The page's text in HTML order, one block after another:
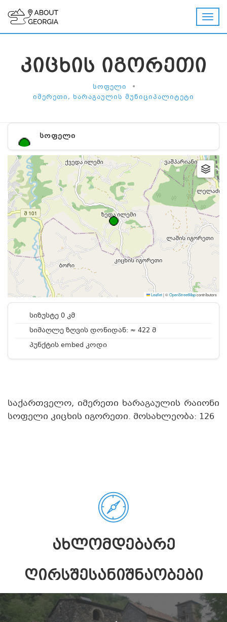
ᲙᲘᲪᲮᲘᲡ ᲘᲒᲝᲠᲔᲗᲘ
ᲡᲝᲤᲔᲚᲘ •
ᲘᲛᲔᲠᲔᲗᲘ, ᲮᲐᲠᲐᲒᲐᲣᲚᲘᲡ ᲛᲣᲜᲘᲪᲘᲞᲐᲚᲘᲢᲔᲢᲘ
ᲡᲝᲤᲔᲚᲘ
Leaflet|©OpenStreetMapcontributors
სიზუსტე 0 კმ
სიმაღლე ზღვის დონიდან: ≈ 422 მ
პუნქტის embed კოდი
საქართველო, იმერეთი ხარაგაულის რაიონი
სოფელი კიცხის იგორეთი. მოსახლეობა: 126
ᲐᲮᲚᲝᲛᲓᲔᲑᲐᲠᲔ
ᲦᲘᲠᲡᲨᲔᲡᲐᲜᲘᲨᲜᲐᲝᲑᲔᲑᲘ